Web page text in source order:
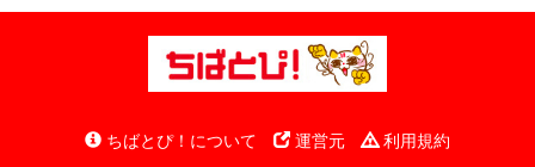
ちばとぴ！について 運営元
利用規約